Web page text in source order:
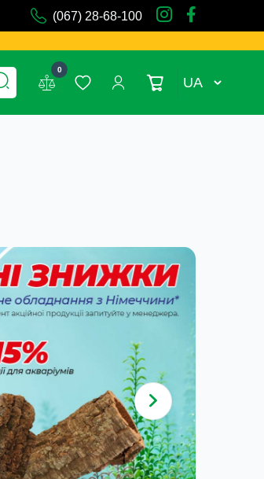
(067) 28-68-100
0
UA